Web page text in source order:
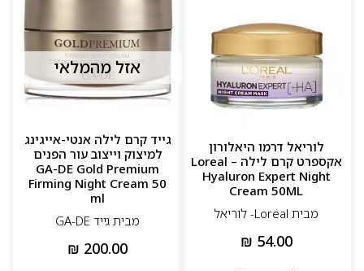
לוריאל דרמו היאלורון
אקספרט קרם לילה – Loreal
Hyaluron Expert Night
Cream 50ML
מבית Loreal- לוריאל
₪ 54.00
אזל מהמלאי
גייד קרם לילה אנטי-אייגינג
למיצוק וייצוב עור הפנים
GA-DE Gold Premium
Firming Night Cream 50
ml
מבית גייד GA-DE
₪ 200.00